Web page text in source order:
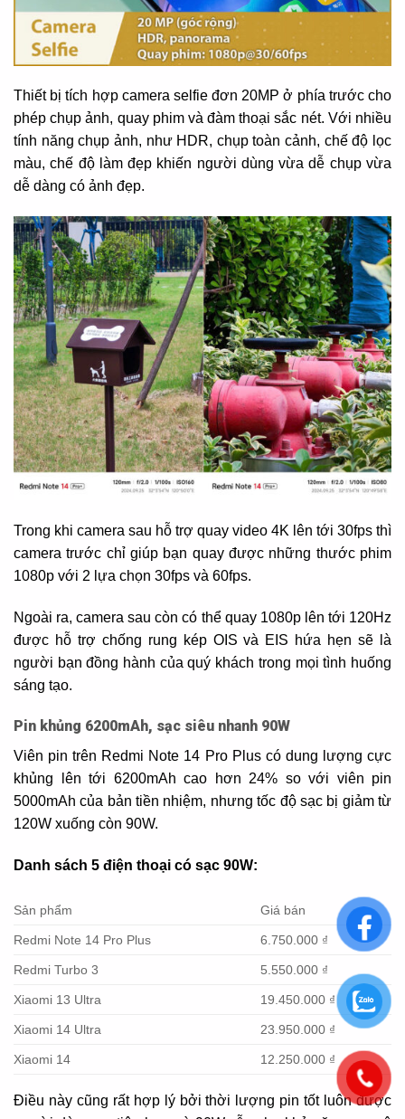
Thiết bị tích hợp camera selfie đơn 20MP ở phía trước cho
phép chụp ảnh, quay phim và đàm thoại sắc nét. Với nhiều
tính năng chụp ảnh, như HDR, chụp toàn cảnh, chế độ lọc
màu, chế độ làm đẹp khiến người dùng vừa dễ chụp vừa
dễ dàng có ảnh đẹp.
Trong khi camera sau hỗ trợ quay video 4K lên tới 30fps thì
camera trước chỉ giúp bạn quay được những thước phim
1080p với 2 lựa chọn 30fps và 60fps.
Ngoài ra, camera sau còn có thể quay 1080p lên tới 120Hz
được hỗ trợ chống rung kép OIS và EIS hứa hẹn sẽ là
người bạn đồng hành của quý khách trong mọi tình huống
sáng tạo.
Pin khủng 6200mAh, sạc siêu nhanh 90W
Viên pin trên Redmi Note 14 Pro Plus có dung lượng cực
khủng lên tới 6200mAh cao hơn 24% so với viên pin
5000mAh của bản tiền nhiệm, nhưng tốc độ sạc bị giảm từ
120W xuống còn 90W.
Danh sách 5 điện thoại có sạc 90W:
Sản phẩm Giá bán
Redmi Note 14 Pro Plus 6.750.000 ₫
Redmi Turbo 3 5.550.000 ₫
Xiaomi 13 Ultra 19.450.000 ₫
Xiaomi 14 Ultra 23.950.000 ₫
Xiaomi 14 12.250.000 ₫
Điều này cũng rất hợp lý bởi thời lượng pin tốt luôn được